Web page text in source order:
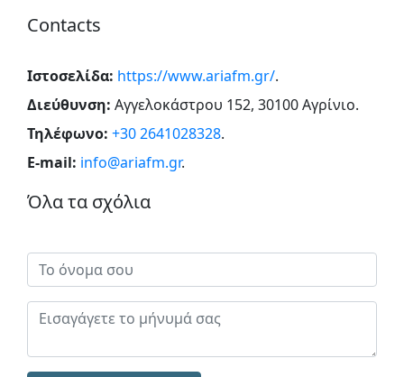
Contacts
Ιστοσελίδα: https://www.ariafm.gr/.
Διεύθυνση: Αγγελοκάστρου 152, 30100 Αγρίνιο.
Τηλέφωνο: +30 2641028328.
E-mail: info@ariafm.gr.
Όλα τα σχόλια